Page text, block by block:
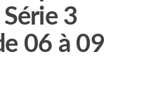
3
06 à 09